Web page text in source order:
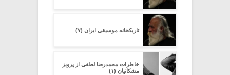
تاریکخانه موسیقی ایران (۷)
خاطرات محمدرضا لطفی از پرویز
مشکاتیان (۱)